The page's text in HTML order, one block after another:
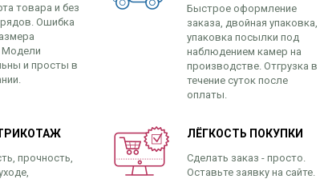
товара и без
Ошибка
Модели
и просты в
Быстрое оформление
заказа, двойная упаковка,
упаковка посылки под
наблюдением камер на
производстве. Отгрузка в
течение суток после
оплаты.
прочность,
ЛЁГКОСТЬ ПОКУПКИ
Сделать заказ - просто.
Оставьте заявку на сайте.